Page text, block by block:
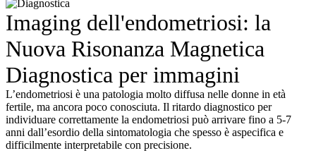
Imaging dell'endometriosi: la
Nuova Risonanza Magnetica
Diagnostica per immagini
L’endometriosi è una patologia molto diffusa nelle donne in età
fertile, ma ancora poco conosciuta. Il ritardo diagnostico per
individuare correttamente la endometriosi può arrivare fino a 5-7
anni dall’esordio della sintomatologia che spesso è aspecifica e
difficilmente interpretabile con precisione.